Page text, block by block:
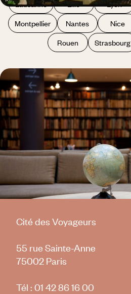
Lausanne Lille Lyon
Montpellier
Nantes Nice
Rouen
Strasbourg
Cité des Voyageurs
55 rue Sainte-Anne
75002 Paris
Tél : 01 42 86 16 00